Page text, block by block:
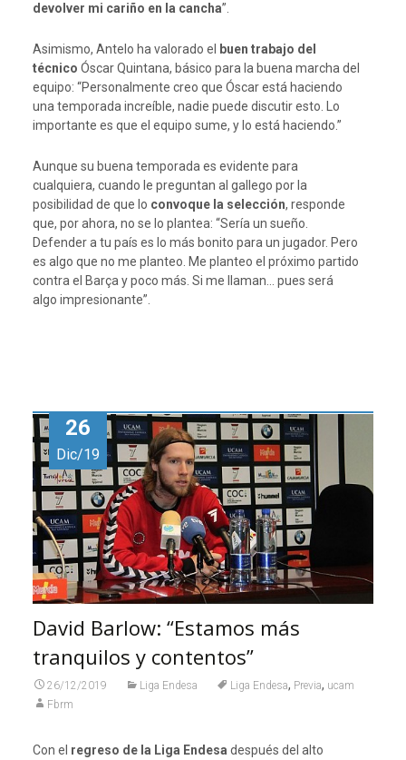
devolver mi cariño en la cancha”.
Asimismo, Antelo ha valorado el buen trabajo del
técnico Óscar Quintana, básico para la buena marcha del
equipo: “Personalmente creo que Óscar está haciendo
una temporada increíble, nadie puede discutir esto. Lo
importante es que el equipo sume, y lo está haciendo.”
Aunque su buena temporada es evidente para
cualquiera, cuando le preguntan al gallego por la
posibilidad de que lo convoque la selección, responde
que, por ahora, no se lo plantea: “Sería un sueño.
Defender a tu país es lo más bonito para un jugador. Pero
es algo que no me planteo. Me planteo el próximo partido
contra el Barça y poco más. Si me llaman… pues será
algo impresionante”.
26
Dic/19
David Barlow: “Estamos más
tranquilos y contentos”
26/12/2019 Liga Endesa Liga Endesa, Previa, ucam
Fbrm
Con el regreso de la Liga Endesa después del alto